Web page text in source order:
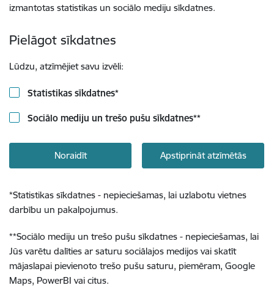
izmantotas statistikas un sociālo mediju sīkdatnes.
Pielāgot sīkdatnes
Lūdzu, atzīmējiet savu izvēli:
Statistikas sīkdatnes*
Sociālo mediju un trešo pušu sīkdatnes**
Noraidīt Apstiprināt atzīmētās
*Statistikas sīkdatnes - nepieciešamas, lai uzlabotu vietnes
darbību un pakalpojumus.
**Sociālo mediju un trešo pušu sīkdatnes - nepieciešamas, lai
Jūs varētu dalīties ar saturu sociālajos medijos vai skatīt
mājaslapai pievienoto trešo pušu saturu, piemēram, Google
Maps, PowerBI vai citus.